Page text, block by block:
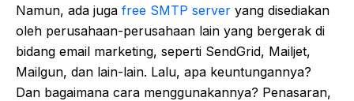
Namun, ada juga free SMTP server yang disediakan
oleh perusahaan-perusahaan lain yang bergerak di
bidang email marketing, seperti SendGrid, Mailjet,
Mailgun, dan lain-lain. Lalu, apa keuntungannya?
Dan bagaimana cara menggunakannya? Penasaran,